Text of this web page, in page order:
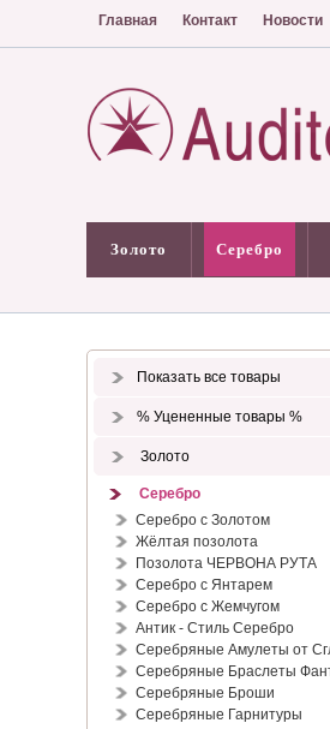
Главная Контакт Новости
Золото Серебро
Показать все товары
% Уцененные товары %
Золото
Серебро
Серебро с Золотом
Жёлтая позолота
Позолота ЧЕРВОНА РУТА
Серебро с Янтарем
Серебро с Жемчугом
Антик - Стиль Серебро
Серебряные Амулеты от
Серебряные Браслеты
Серебряные Броши
Серебряные Гарнитуры